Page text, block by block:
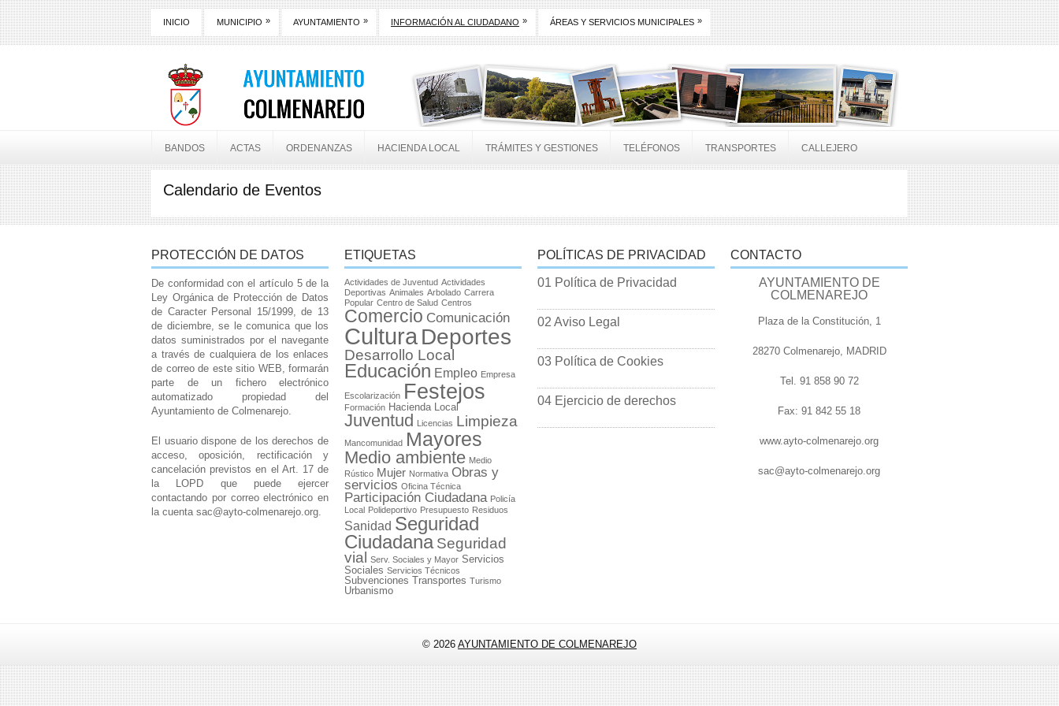
INICIO MUNICIPIO » AYUNTAMIENTO » INFORMACIÓN AL CIUDADANO » ÁREAS Y SERVICIOS MUNICIPALES »
BANDOS ACTAS ORDENANZAS HACIENDA LOCAL TRÁMITES Y GESTIONES TELÉFONOS TRANSPORTES CALLEJERO
Calendario de Eventos
PROTECCIÓN DE DATOS
De conformidad con el artículo 5 de la
Ley Orgánica de Protección de Datos
de Caracter Personal 15/1999, de 13
de diciembre, se le comunica que los
datos suministrados por el navegante
a través de cualquiera de los enlaces
de correo de este sitio WEB, formarán
parte de un fichero electrónico
automatizado propiedad del
Ayuntamiento de Colmenarejo.
El usuario dispone de los derechos de
acceso, oposición, rectificación y
cancelación previstos en el Art. 17 de
la LOPD que puede ejercer
contactando por correo electrónico en
la cuenta sac@ayto-colmenarejo.org.
ETIQUETAS
Actividades de Juventud Actividades
Deportivas Animales Arbolado Carrera
Popular Centro de Salud Centros
Comercio Comunicación
CulturaDeportes
Desarrollo Local
Educación Empleo Empresa
Escolarización Festejos
Formación Hacienda Local
Juventud Licencias Limpieza
Mancomunidad Mayores
Medio ambiente Medio
Rústico Mujer Normativa Obras y
servicios Oficina Técnica
Participación Ciudadana Policía
Local Polideportivo Presupuesto Residuos
Sanidad Seguridad
Ciudadana Seguridad
vial
Serv. Sociales y Mayor Servicios
Sociales Servicios Técnicos
Subvenciones Transportes Turismo
Urbanismo
POLÍTICAS DE PRIVACIDAD
01 Política de Privacidad
02 Aviso Legal
03 Política de Cookies
04 Ejercicio de derechos
CONTACTO
AYUNTAMIENTO DE
COLMENAREJO
Plaza de la Constitución, 1
28270 Colmenarejo, MADRID
Tel. 91 858 90 72
Fax: 91 842 55 18
www.ayto-colmenarejo.org
sac@ayto-colmenarejo.org
© 2026 AYUNTAMIENTO DE COLMENAREJO